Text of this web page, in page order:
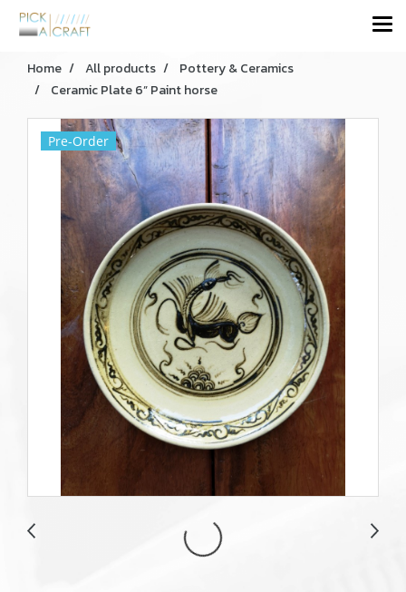
Home All products
Pottery & Ceramics
Ceramic Plate 6” Paint horse
Pre-Order